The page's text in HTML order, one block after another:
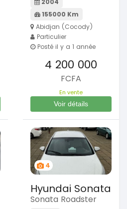
155000 Km
Abidjan (Cocody)
Particulier
Posté il y a 1 année
4 200 000
FCFA
En vente
Voir détails
4
Hyundai Sonata
Sonata Roadster